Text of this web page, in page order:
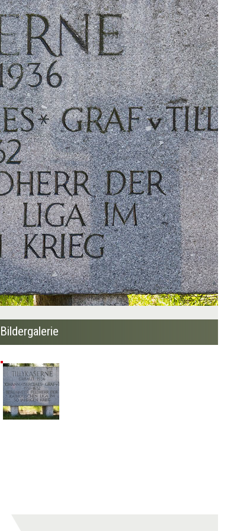
Bildergalerie